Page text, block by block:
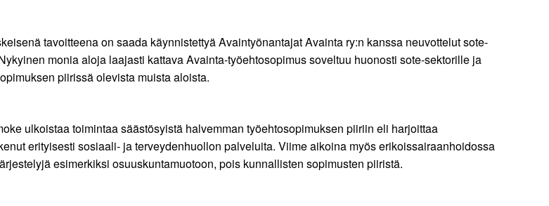
tavoitteena on saada käynnistettyä Avaintyönantajat Avainta ry:n kanssa neuvottelut sote-
monia aloja laajasti kattava Avainta-työehtosopimus soveltuu huonosti sote-sektorille ja
piirissä olevista muista aloista.
ulkoistaa toimintaa säästösyistä halvemman työehtosopimuksen piiriin eli harjoittaa
erityisesti sosiaali- ja terveydenhuollon palveluita. Viime aikoina myös erikoissairaanhoidossa
esimerkiksi osuuskuntamuotoon, pois kunnallisten sopimusten piiristä.